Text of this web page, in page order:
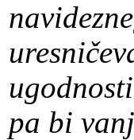
pa bi